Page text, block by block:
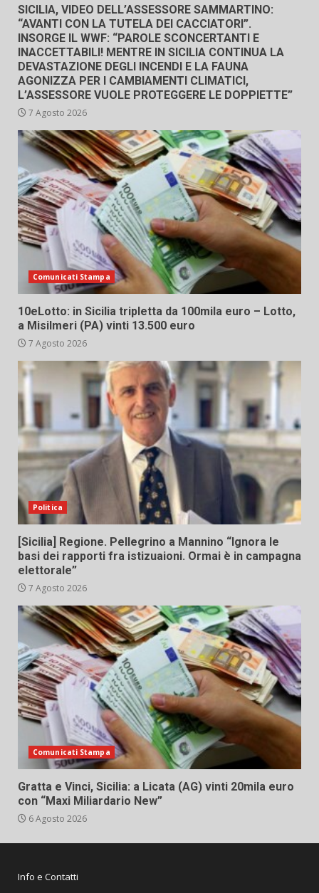
SICILIA, VIDEO DELL’ASSESSORE SAMMARTINO:
“AVANTI CON LA TUTELA DEI CACCIATORI”.
INSORGE IL WWF: “PAROLE SCONCERTANTI E
INACCETTABILI! MENTRE IN SICILIA CONTINUA LA
DEVASTAZIONE DEGLI INCENDI E LA FAUNA
AGONIZZA PER I CAMBIAMENTI CLIMATICI,
L’ASSESSORE VUOLE PROTEGGERE LE DOPPIETTE”
7 Agosto 2026
Comunicati Stampa
10eLotto: in Sicilia tripletta da 100mila euro – Lotto,
a Misilmeri (PA) vinti 13.500 euro
7 Agosto 2026
Politica
[Sicilia] Regione. Pellegrino a Mannino “Ignora le
basi dei rapporti fra istizuaioni. Ormai è in campagna
elettorale”
7 Agosto 2026
Comunicati Stampa
Gratta e Vinci, Sicilia: a Licata (AG) vinti 20mila euro
con “Maxi Miliardario New”
6 Agosto 2026
Info e Contatti